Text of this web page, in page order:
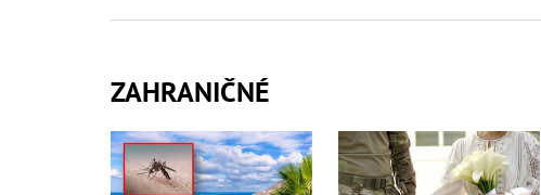
ZAHRANIČNÉ